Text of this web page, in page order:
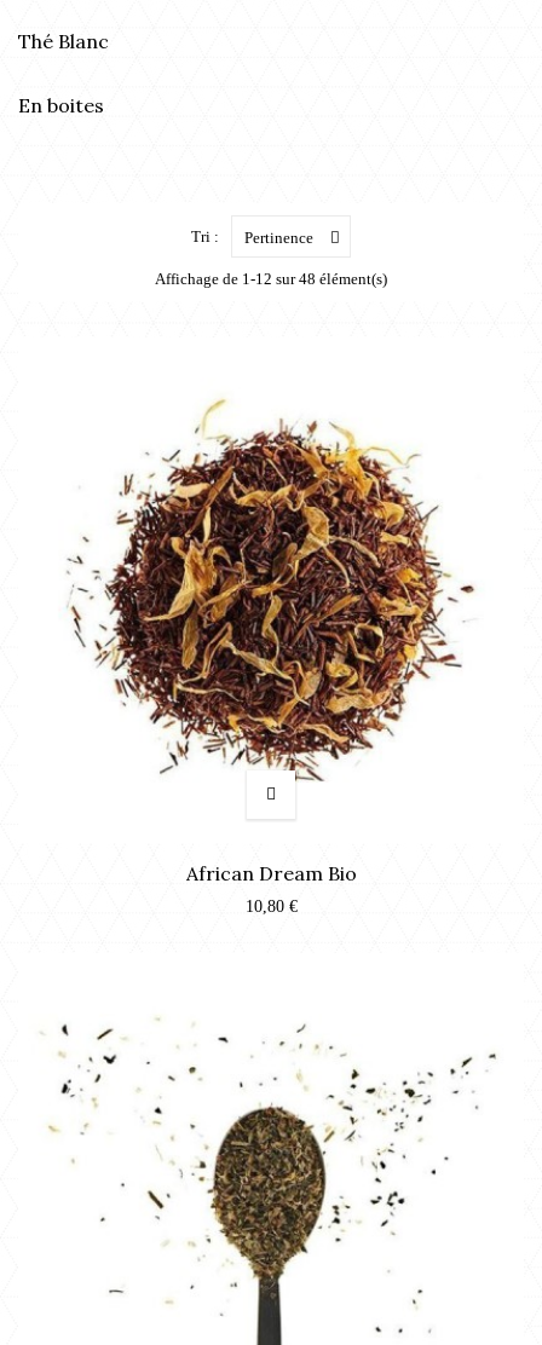
Thé Blanc
En boites
Tri : Pertinence
Affichage de 1-12 sur 48 élément(s)
African Dream Bio
10,80 €